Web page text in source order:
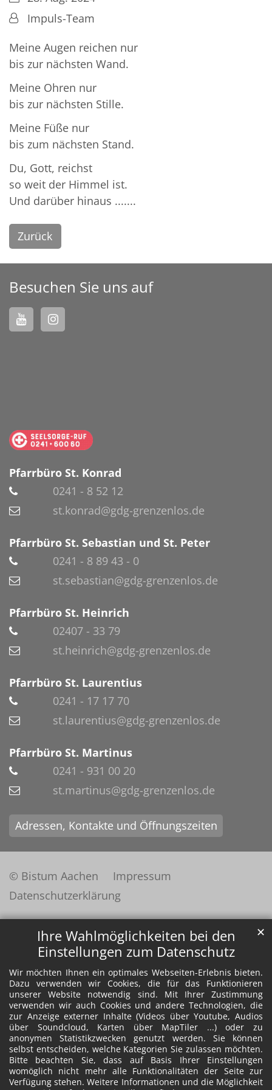
Ihre Wahlmöglichkeiten bei den
Einstellungen zum Datenschutz
Wir möchten Ihnen ein optimales Webseiten-Erlebnis bieten.
Dazu verwenden wir Cookies, die für das Funktionieren
unserer Website notwendig sind. Mit Ihrer Zustimmung
verwenden wir auch Cookies und andere Technologien, die
zur Anzeige externer Inhalte (Videos über Youtube, Audios
über Soundcloud, Karten über MapTiler ...) oder zu
anonymen Statistikzwecken genutzt werden. Sie können
selbst entscheiden, welche Kategorien Sie zulassen möchten.
Bitte beachten Sie, dass auf Basis Ihrer Einstellungen
womöglich nicht mehr alle Funktionalitäten der Seite zur
Verfügung stehen. Weitere Informationen und die Möglichkeit
✕
Von:Impuls-Team
Meine Augen reichen nur
bis zur nächsten Wand.
Meine Ohren nur
bis zur nächsten Stille.
Meine Füße nur
bis zum nächsten Stand.
Du, Gott, reichst
so weit der Himmel ist.
Und darüber hinaus .......
Zurück
Besuchen Sie uns auf
Pfarrbüro St. Konrad
0241 - 8 52 12
st.konrad@gdg-grenzenlos.de
Pfarrbüro St. Sebastian und St. Peter
0241 - 8 89 43 - 0
st.sebastian@gdg-grenzenlos.de
Pfarrbüro St. Heinrich
02407 - 33 79
st.heinrich@gdg-grenzenlos.de
Pfarrbüro St. Laurentius
0241 - 17 17 70
st.laurentius@gdg-grenzenlos.de
Pfarrbüro St. Martinus
0241 - 931 00 20
st.martinus@gdg-grenzenlos.de
Adressen, Kontakte und Öffnungszeiten
© Bistum Aachen
Impressum
Datenschutzerklärung